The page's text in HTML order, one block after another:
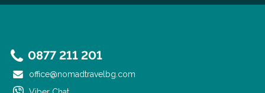
0877 211 201
office@nomadtravelbg.com